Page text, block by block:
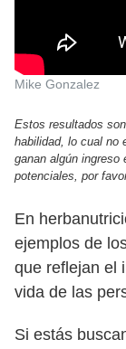
Mike Gonzalez
Estos resultados
habilidad, lo cual no
ganan algún ingreso
potenciales, por
En
ejemplos de
que reflejan el
vida de las
Si estás